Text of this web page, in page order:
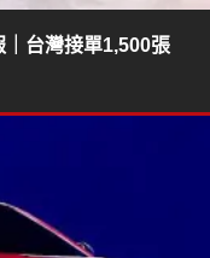
｜台灣接單1,500張